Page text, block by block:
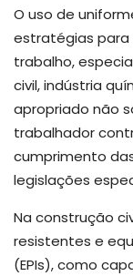
O uso de
estratégias para
trabalho,
civil, indústria
apropriado não
trabalhador
cumprimento
legislações
Na construção
resistentes e
(EPIs), como